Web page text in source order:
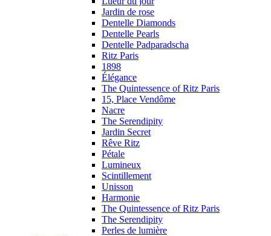
Jardin de rose
Dentelle Diamonds
Dentelle Pearls
Dentelle Padparadscha
Ritz Paris
1898
Élégance
The Quintessence of Ritz Paris
15, Place Vendôme
Nacre
The Serendipity
Jardin Secret
Rêve Ritz
Pétale
Lumineux
Scintillement
Unisson
Harmonie
The Quintessence of Ritz Paris
The Serendipity
Perles de lumière